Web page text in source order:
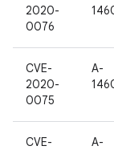
2020-
0076
CVE-
2020-
0075
A-
CVE-
A-